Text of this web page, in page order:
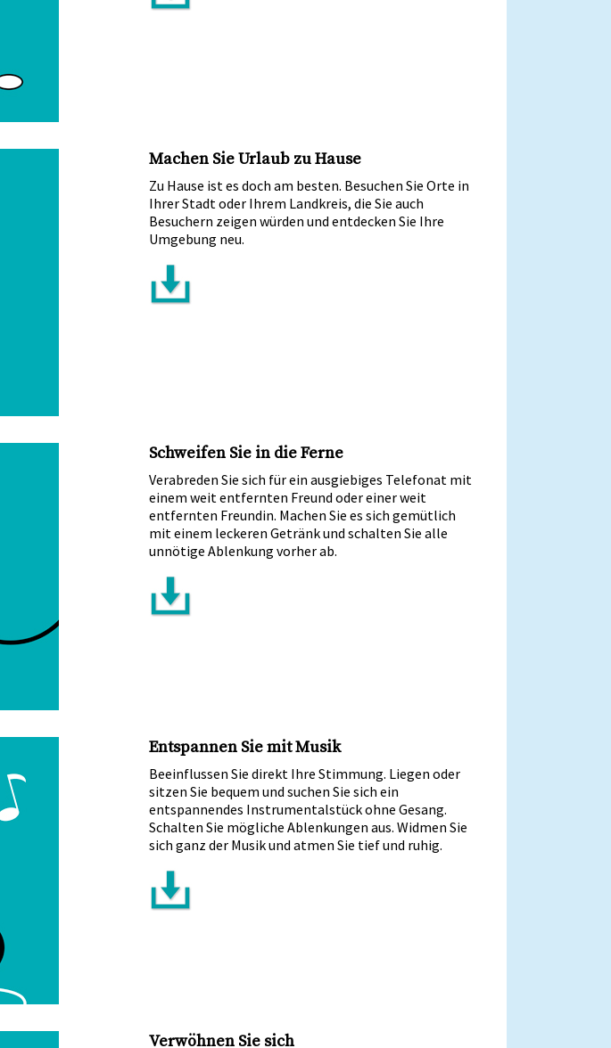
Machen Sie Urlaub zu Hause
Zu Hause ist es doch am besten. Besuchen Sie Orte in
Ihrer Stadt oder Ihrem Landkreis, die Sie auch
Besuchern zeigen würden und entdecken Sie Ihre
Umgebung neu.
Schweifen Sie in die Ferne
Verabreden Sie sich für ein ausgiebiges Telefonat mit
einem weit entfernten Freund oder einer weit
entfernten Freundin. Machen Sie es sich gemütlich
mit einem leckeren Getränk und schalten Sie alle
unnötige Ablenkung vorher ab.
Entspannen Sie mit Musik
Beeinflussen Sie direkt Ihre Stimmung. Liegen oder
sitzen Sie bequem und suchen Sie sich ein
entspannendes Instrumentalstück ohne Gesang.
Schalten Sie mögliche Ablenkungen aus. Widmen Sie
sich ganz der Musik und atmen Sie tief und ruhig.
Verwöhnen Sie sich